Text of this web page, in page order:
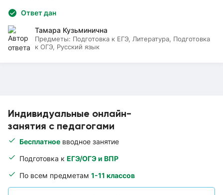
Индивидуальные онлайн-
занятия с педагогами
Бесплатное вводное занятие
Подготовка к ЕГЭ/ОГЭ и ВПР
По всем предметам 1-11 классов
Ответ дан
Тамара Кузьминична
Предметы: Подготовка к ЕГЭ, Литература, Подготовка
к ОГЭ, Русский язык